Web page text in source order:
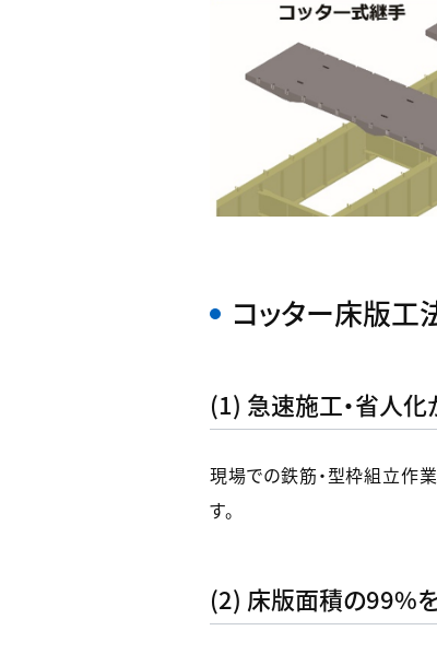
コッター床版工
(1) 急速施工・省人
現場での鉄筋・型枠組立作
す。
(2) 床版面積の99%